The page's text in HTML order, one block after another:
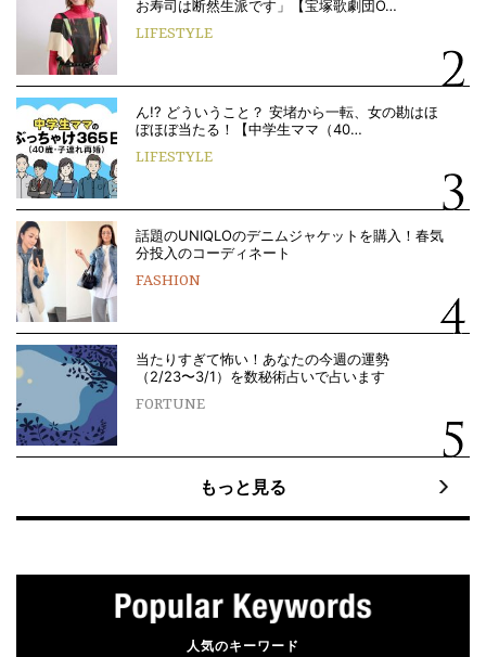
お寿司は断然生派です」【宝塚歌劇団O…
LIFESTYLE
ん!? どういうこと？ 安堵から一転、女の勘はほ
ぼほぼ当たる！【中学生ママ（40…
LIFESTYLE
話題のUNIQLOのデニムジャケットを購入！春気
分投入のコーディネート
FASHION
当たりすぎて怖い！あなたの今週の運勢
（2/23〜3/1）を数秘術占いで占います
FORTUNE
もっと見る
人気のキーワード